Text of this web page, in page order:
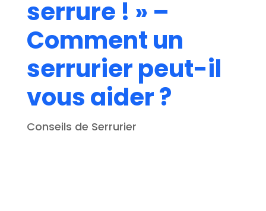
serrure ! » –
Comment un
serrurier peut-il
vous aider ?
Conseils de Serrurier